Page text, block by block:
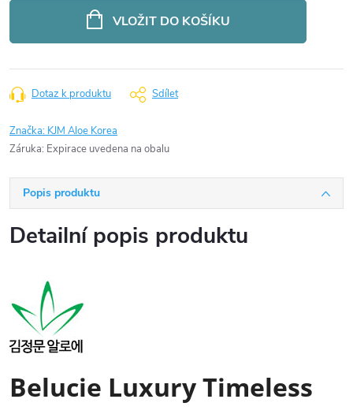
VLOŽIT DO KOŠÍKU
Dotaz k produktu Sdílet
Značka: KJM Aloe Korea
Záruka: Expirace uvedena na obalu
Popis produktu
Detailní popis produktu
Belucie Luxury Timeless